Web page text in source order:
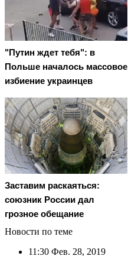
"Путин ждет тебя": в
Польше началось массовое
избиение украинцев
Заставим раскаяться:
союзник России дал
грозное обещание
Новости по теме
11:30 Фев. 28, 2019